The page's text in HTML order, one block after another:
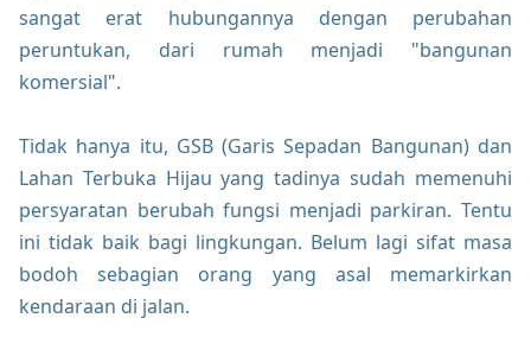
sangat erat hubungannya dengan perubahan
peruntukan, dari rumah menjadi "bangunan
komersial".
Tidak hanya itu, GSB (Garis Sepadan Bangunan) dan
Lahan Terbuka Hijau yang tadinya sudah memenuhi
persyaratan berubah fungsi menjadi parkiran. Tentu
ini tidak baik bagi lingkungan. Belum lagi sifat masa
bodoh sebagian orang yang asal memarkirkan
kendaraan di jalan.